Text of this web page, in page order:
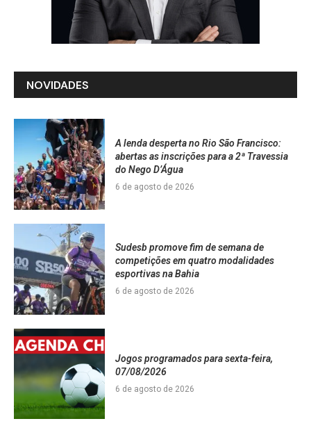
NOVIDADES
A lenda desperta no Rio São Francisco:
abertas as inscrições para a 2ª Travessia
do Nego D’Água
6 de agosto de 2026
Sudesb promove fim de semana de
competições em quatro modalidades
esportivas na Bahia
6 de agosto de 2026
Jogos programados para sexta-feira,
07/08/2026
6 de agosto de 2026